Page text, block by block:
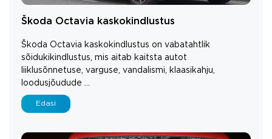
Škoda Octavia kaskokindlustus
Škoda Octavia kaskokindlustus on vabatahtlik
sõidukikindlustus, mis aitab kaitsta autot
liiklusõnnetuse, varguse, vandalismi, klaasikahju,
loodusjõudude ...
Edasi